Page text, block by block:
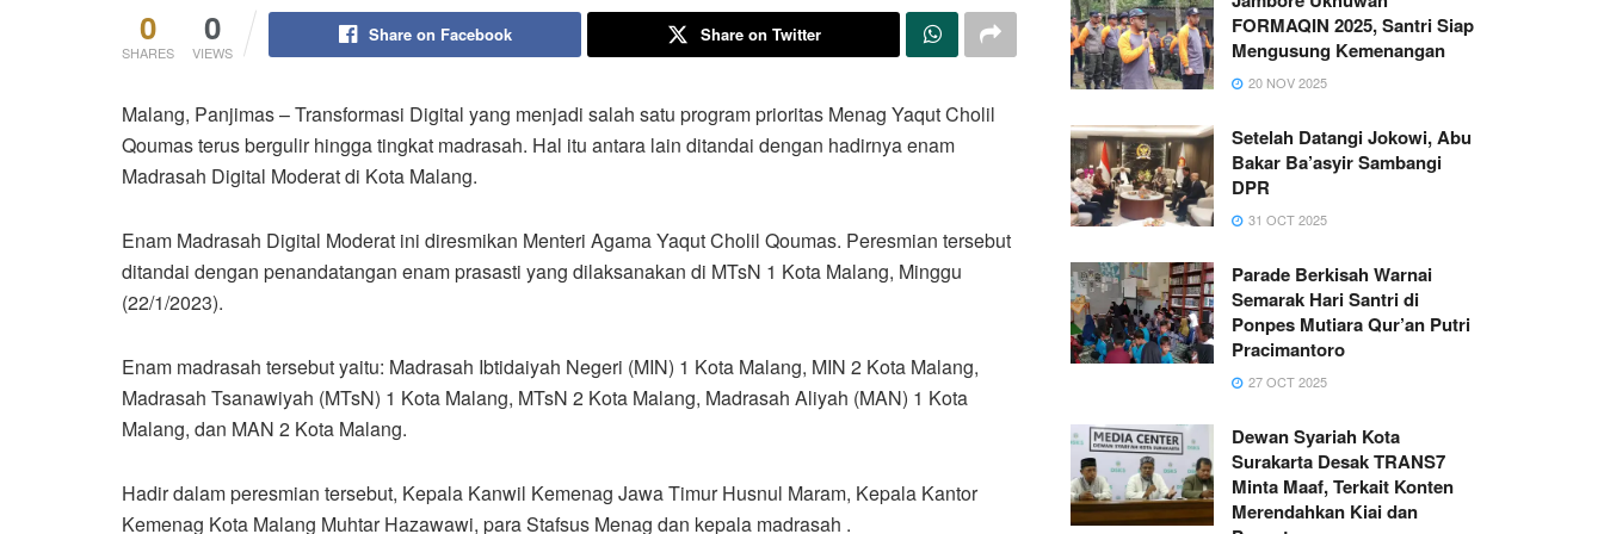
0
SHARES
0
VIEWS
Share on Facebook Share on Twitter
Malang, Panjimas – Transformasi Digital yang menjadi salah satu program prioritas Menag Yaqut Cholil
Qoumas terus bergulir hingga tingkat madrasah. Hal itu antara lain ditandai dengan hadirnya enam
Madrasah Digital Moderat di Kota Malang.
Enam Madrasah Digital Moderat ini diresmikan Menteri Agama Yaqut Cholil Qoumas. Peresmian tersebut
ditandai dengan penandatangan enam prasasti yang dilaksanakan di MTsN 1 Kota Malang, Minggu
(22/1/2023).
Enam madrasah tersebut yaitu: Madrasah Ibtidaiyah Negeri (MIN) 1 Kota Malang, MIN 2 Kota Malang,
Madrasah Tsanawiyah (MTsN) 1 Kota Malang, MTsN 2 Kota Malang, Madrasah Aliyah (MAN) 1 Kota
Malang, dan MAN 2 Kota Malang.
Hadir dalam peresmian tersebut, Kepala Kanwil Kemenag Jawa Timur Husnul Maram, Kepala Kantor
Kemenag Kota Malang Muhtar Hazawawi, para Stafsus Menag dan kepala madrasah .
FORMAQIN 2025, Santri Siap
Mengusung Kemenangan
20 NOV 2025
Setelah Datangi Jokowi, Abu
Bakar Ba’asyir Sambangi
DPR
31 OCT 2025
Parade Berkisah Warnai
Semarak Hari Santri di
Ponpes Mutiara Qur’an Putri
Pracimantoro
27 OCT 2025
Dewan Syariah Kota
Surakarta Desak TRANS7
Minta Maaf, Terkait Konten
Merendahkan Kiai dan